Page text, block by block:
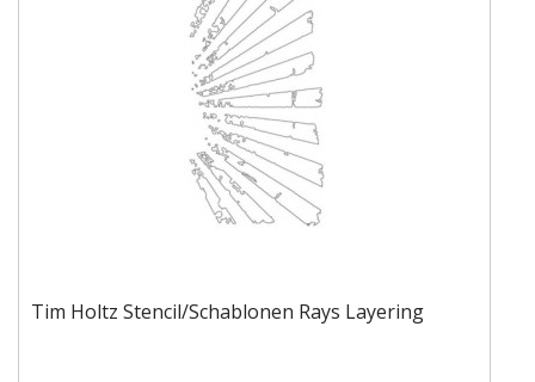
Tim Holtz Stencil/Schablonen Rays Layering